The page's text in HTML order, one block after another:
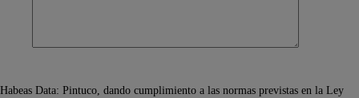
Habeas Data: Pintuco, dando cumplimiento a las normas previstas en la Ley